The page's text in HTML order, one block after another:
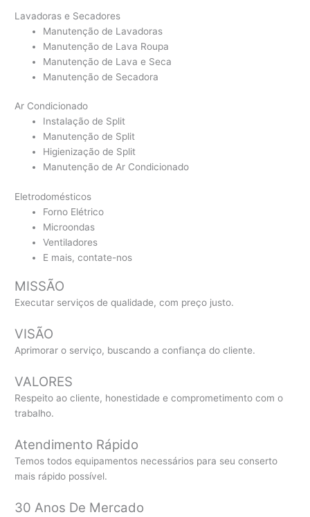
Lavadoras e Secadores
Manutenção de Lavadoras
Manutenção de Lava Roupa
Manutenção de Lava e Seca
Manutenção de Secadora
Ar Condicionado
Instalação de Split
Manutenção de Split
Higienização de Split
Manutenção de Ar Condicionado
Eletrodomésticos
Forno Elétrico
Microondas
Ventiladores
E mais, contate-nos
MISSÃO
Executar serviços de qualidade, com preço justo.
VISÃO
Aprimorar o serviço, buscando a confiança do cliente.
VALORES
Respeito ao cliente, honestidade e comprometimento com o
trabalho.
Atendimento Rápido
Temos todos equipamentos necessários para seu conserto
mais rápido possível.
30 Anos De Mercado